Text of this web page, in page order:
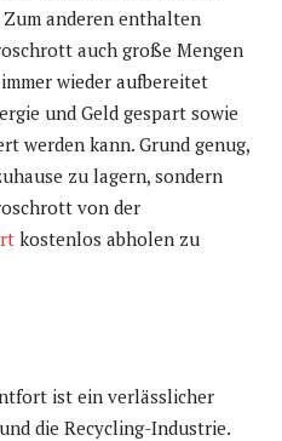
anderen enthalten
auch große Mengen
wieder aufbereitet
und Geld gespart sowie
werden kann. Grund genug,
zu lagern, sondern
von der
kostenlos abholen zu
ist ein verlässlicher
die Recycling-Industrie.